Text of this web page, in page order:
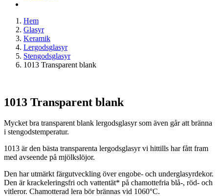
Hem
Glasyr
Keramik
Lergodsglasyr
Stengodsglasyr
1013 Transparent blank
1013 Transparent blank
Mycket bra transparent blank lergodsglasyr som även går att bränna
i stengodstemperatur.
1013 är den bästa transparenta lergodsglasyr vi hittills har fått fram
med avseende på mjölkslöjor.
Den har utmärkt färgutveckling över engobe- och underglasyrdekor.
Den är krackeleringsfri och vattentät* på chamottefria blå-, röd- och
vitleror. Chamotterad lera bör brännas vid 1060°C.